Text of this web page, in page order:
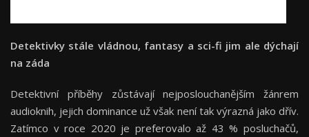
Detektivky stále vládnou, fantasy a sci-fi jim ale dýchají
na záda
Detektivní příběhy zůstávají nejposlouchanějším žánrem
audioknih, jejich dominance už však není tak výrazná jako dřív.
Zatímco v roce 2020 je preferovalo až 43 % posluchačů,